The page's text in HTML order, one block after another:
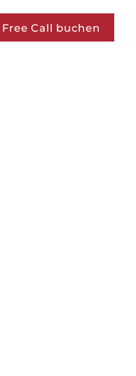
Free Call buchen